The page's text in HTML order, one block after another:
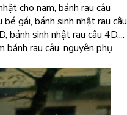
cho nam, bánh rau câu
gái, bánh sinh nhật rau câu
bánh sinh nhật rau câu 4D,...
rau câu, nguyên phụ